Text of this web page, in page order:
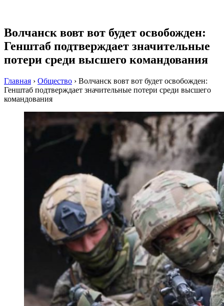
Волчанск вовт вот будет освобожден:
Генштаб подтверждает значительные
потери среди высшего командования
Главная › Общество › Волчанск вовт вот будет освобожден:
Генштаб подтверждает значительные потери среди высшего
командования